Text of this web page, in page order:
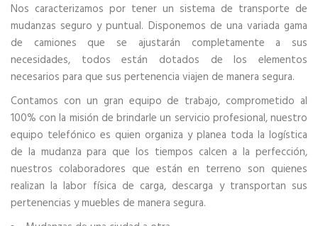
Nos caracterizamos por tener un sistema de transporte de
mudanzas seguro y puntual. Disponemos de una variada gama
de camiones que se ajustarán completamente a sus
necesidades, todos están dotados de los elementos
necesarios para que sus pertenencia viajen de manera segura.
Contamos con un gran equipo de trabajo, comprometido al
100% con la misión de brindarle un servicio profesional, nuestro
equipo telefónico es quien organiza y planea toda la logística
de la mudanza para que los tiempos calcen a la perfección,
nuestros colaboradores que están en terreno son quienes
realizan la labor física de carga, descarga y transportan sus
pertenencias y muebles de manera segura.